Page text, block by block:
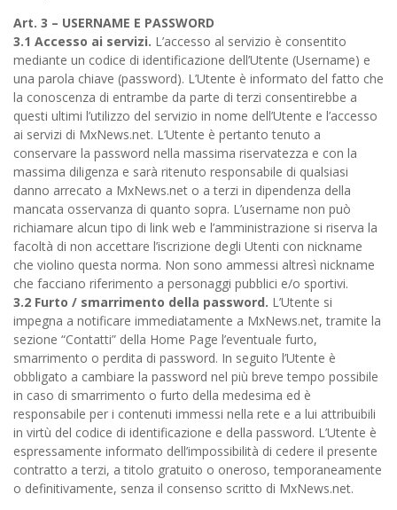
Art. 3 – USERNAME E PASSWORD
3.1 Accesso ai servizi. L’accesso al servizio è consentito
mediante un codice di identificazione dell’Utente (Username) e
una parola chiave (password). L’Utente è informato del fatto che
la conoscenza di entrambe da parte di terzi consentirebbe a
questi ultimi l’utilizzo del servizio in nome dell’Utente e l’accesso
ai servizi di MxNews.net. L’Utente è pertanto tenuto a
conservare la password nella massima riservatezza e con la
massima diligenza e sarà ritenuto responsabile di qualsiasi
danno arrecato a MxNews.net o a terzi in dipendenza della
mancata osservanza di quanto sopra. L’username non può
richiamare alcun tipo di link web e l’amministrazione si riserva la
facoltà di non accettare l’iscrizione degli Utenti con nickname
che violino questa norma. Non sono ammessi altresì nickname
che facciano riferimento a personaggi pubblici e/o sportivi.
3.2 Furto / smarrimento della password. L’Utente si
impegna a notificare immediatamente a MxNews.net, tramite la
sezione “Contatti” della Home Page l’eventuale furto,
smarrimento o perdita di password. In seguito l’Utente è
obbligato a cambiare la password nel più breve tempo possibile
in caso di smarrimento o furto della medesima ed è
responsabile per i contenuti immessi nella rete e a lui attribuibili
in virtù del codice di identificazione e della password. L’Utente è
espressamente informato dell’impossibilità di cedere il presente
contratto a terzi, a titolo gratuito o oneroso, temporaneamente
o definitivamente, senza il consenso scritto di MxNews.net.